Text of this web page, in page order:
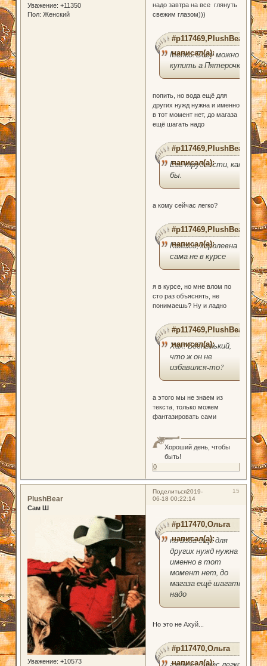
Уважение: +11350
Пол: Женский
надо завтра на все глянуть
свежим глазом)))
#p117469,PlushBear
написал(а):
Мелко. Воду можно
купить а Пятерочке.
попить, но вода ещё для
других нужд нужна и именно
в тот момент нет, до магаза
ещё шагать надо
#p117469,PlushBear
написал(а):
Его трудности, как
бы.
а кому сейчас легко?
#p117469,PlushBear
написал(а):
Кажись, королевна
сама не в курсе
я в курсе, но мне влом по
сто раз объяснять, не
понимаешь? Ну и ладно
#p117469,PlushBear
написал(а):
Хах! Бедненький,
что ж он не
избавился-то?
а этого мы не знаем из
текста, только можем
фантазировать сами
Хороший день, чтобы
быть!
0
Поделиться 15
2019-
06-18 00:22:14
PlushBear
Сам Ш
Уважение: +10573
#p117470,Ольга
написал(а):
но вода ещё для
других нужд нужна и
именно в тот
момент нет, до
магаза ещё шагать
надо
Но это не Ахуй...
#p117470,Ольга
написал(а):